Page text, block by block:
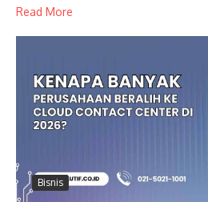
Read More
Bisnis